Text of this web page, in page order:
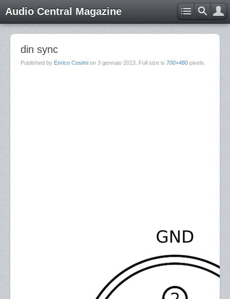
Audio Central Magazine
din sync
Published by Enrico Cosimi on 3 gennaio 2013 . Full size is 700×480 pixels.